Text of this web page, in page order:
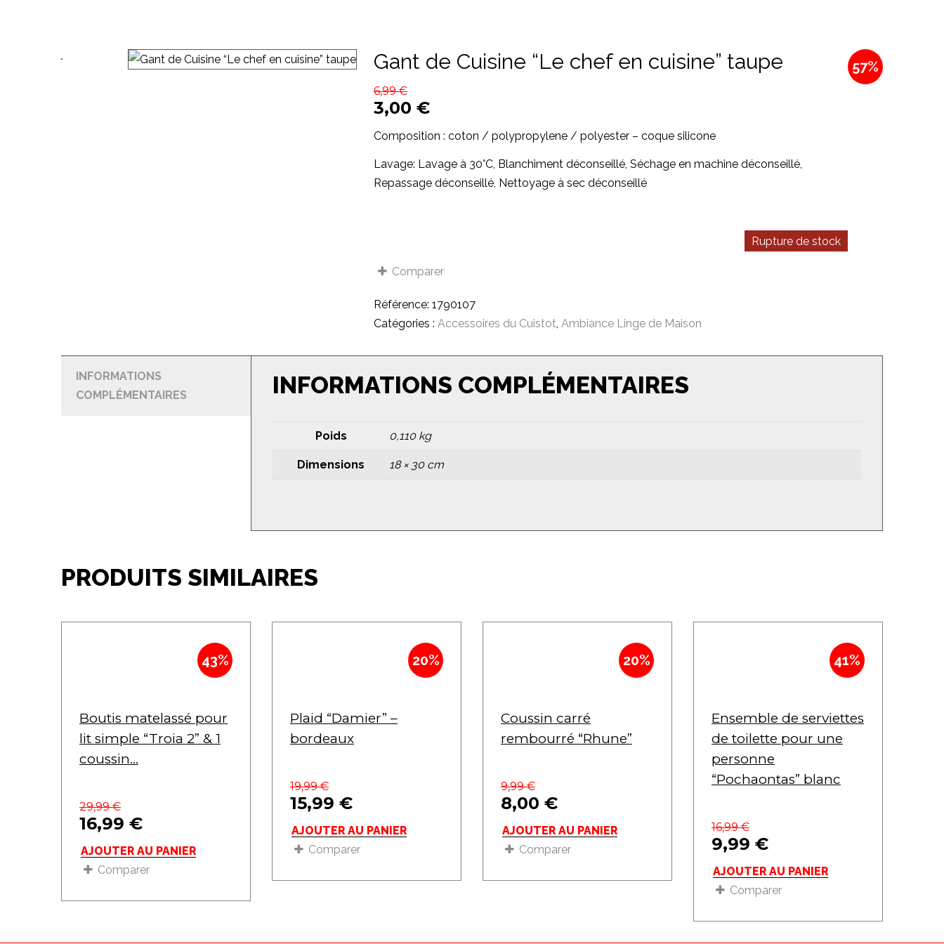
57%
Gant de Cuisine “Le chef en cuisine” taupe
6,99€
3,00 €
Composition : coton / polypropylene / polyester – coque silicone
Lavage: Lavage à 30°C, Blanchiment déconseillé, Séchage en machine déconseillé,
Repassage déconseillé, Nettoyage à sec déconseillé
Rupture de stock
Comparer
Référence: 1790107
Catégories : Accessoires du Cuistot, Ambiance Linge de Maison
INFORMATIONS
COMPLÉMENTAIRES
INFORMATIONS COMPLÉMENTAIRES
Poids 0,110 kg
Dimensions 18 × 30 cm
PRODUITS SIMILAIRES
43%
Boutis matelassé pour
lit simple “Troia 2” & 1
coussin...
29,99€
16,99 €
AJOUTER AU PANIER
Comparer
20%
Plaid “Damier” –
bordeaux
19,99€
15,99 €
AJOUTER AU PANIER
Comparer
20%
Coussin carré
rembourré “Rhune”
9,99€
8,00 €
AJOUTER AU PANIER
Comparer
41%
Ensemble de serviettes
de toilette pour une
personne
“Pochaontas” blanc
16,99€
9,99 €
AJOUTER AU PANIER
Comparer